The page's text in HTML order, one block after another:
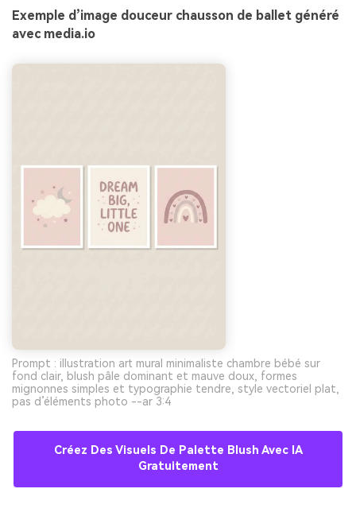
Exemple d’image douceur chausson de ballet généré
avec media.io
Prompt : illustration art mural minimaliste chambre bébé sur
fond clair, blush pâle dominant et mauve doux, formes
mignonnes simples et typographie tendre, style vectoriel plat,
pas d’éléments photo --ar 3:4
Créez Des Visuels De Palette Blush Avec IA
Gratuitement